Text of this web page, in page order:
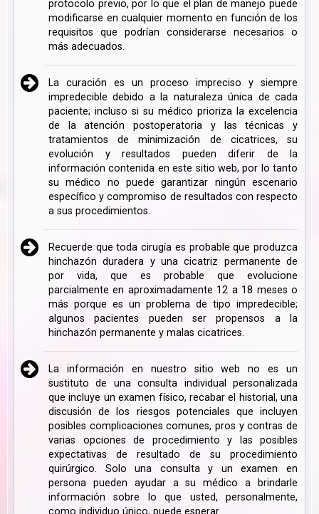
protocolo previo, por lo que el plan de manejo puede
modificarse en cualquier momento en función de los
requisitos que podrían considerarse necesarios o
más adecuados.
La curación es un proceso impreciso y siempre
impredecible debido a la naturaleza única de cada
paciente; incluso si su médico prioriza la excelencia
de la atención postoperatoria y las técnicas y
tratamientos de minimización de cicatrices, su
evolución y resultados pueden diferir de la
información contenida en este sitio web, por lo tanto
su médico no puede garantizar ningún escenario
específico y compromiso de resultados con respecto
a sus procedimientos.
Recuerde que toda cirugía es probable que produzca
hinchazón duradera y una cicatriz permanente de
por vida, que es probable que evolucione
parcialmente en aproximadamente 12 a 18 meses o
más porque es un problema de tipo impredecible;
algunos pacientes pueden ser propensos a la
hinchazón permanente y malas cicatrices.
La información en nuestro sitio web no es un
sustituto de una consulta individual personalizada
que incluye un examen físico, recabar el historial, una
discusión de los riesgos potenciales que incluyen
posibles complicaciones comunes, pros y contras de
varias opciones de procedimiento y las posibles
expectativas de resultado de su procedimiento
quirúrgico. Solo una consulta y un examen en
persona pueden ayudar a su médico a brindarle
información sobre lo que usted, personalmente,